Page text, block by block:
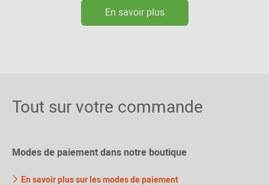
En savoir plus
Tout sur votre commande
Modes de paiement dans notre boutique
En savoir plus sur les modes de paiement